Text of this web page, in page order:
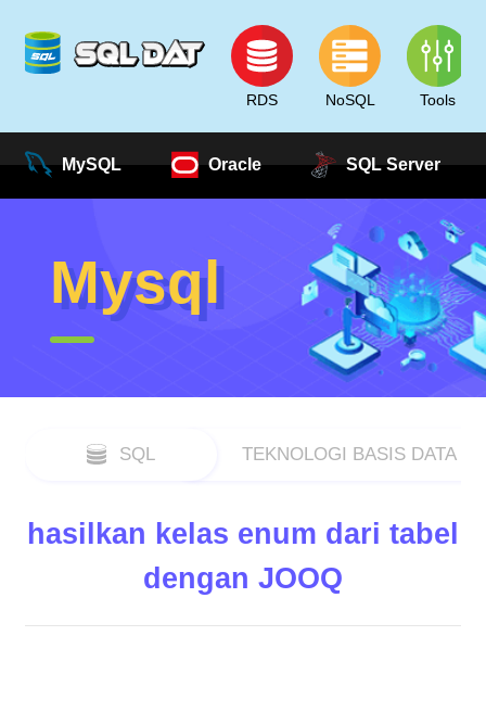
RDS NoSQL Tools
MySQL Oracle SQL Server
Mysql
SQL TEKNOLOGI BASIS DATA
hasilkan kelas enum dari tabel
dengan JOOQ